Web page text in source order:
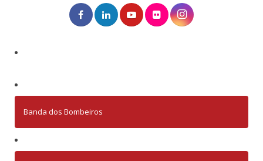
Banda dos Bombeiros